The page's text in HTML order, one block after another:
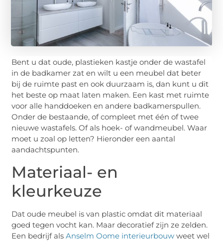
Bent u dat oude, plastieken kastje onder de wastafel
in de badkamer zat en wilt u een meubel dat beter
bij de ruimte past en ook duurzaam is, dan kunt u dit
het beste op maat laten maken. Een kast met ruimte
voor alle handdoeken en andere badkamerspullen.
Onder de bestaande, of compleet met één of twee
nieuwe wastafels. Of als hoek- of wandmeubel. Waar
moet u zoal op letten? Hieronder een aantal
aandachtspunten.
Materiaal- en
kleurkeuze
Dat oude meubel is van plastic omdat dit materiaal
goed tegen vocht kan. Maar decoratief zijn ze zelden.
Een bedrijf alsAnselm Oome interieurbouw weet wel